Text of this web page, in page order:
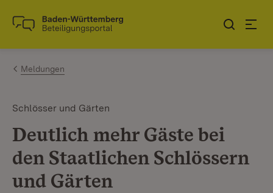
Zum Inhalt springen
Link zur Startseite
Meldungen
Schlösser und Gärten
Deutlich mehr Gäste bei
den Staatlichen Schlössern
und Gärten